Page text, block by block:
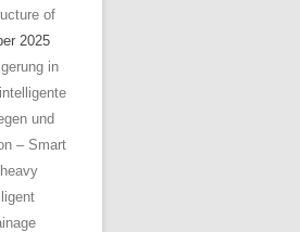
of
2025
in
und
– Smart